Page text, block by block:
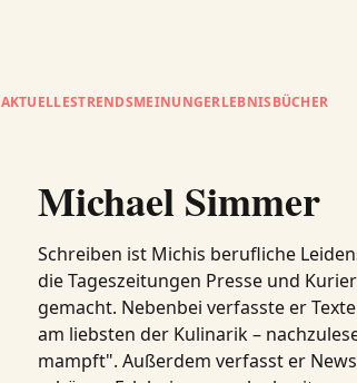
AKTUELLESTRENDSMEINUNGERLEBNISBÜCHER
Michael Simmer
Schreiben ist Michis berufliche
die Tageszeitungen Presse und
gemacht. Nebenbei verfasste er
am liebsten der Kulinarik –
mampft". Außerdem verfasst er